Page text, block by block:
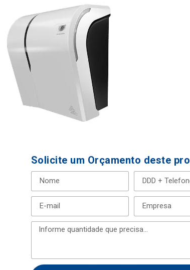
Solicite um Orçamento deste